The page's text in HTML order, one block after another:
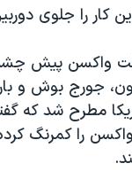
کار را جلوی
واکسن پیش
جورج بوش و
مطرح شد که
را کمرنگ